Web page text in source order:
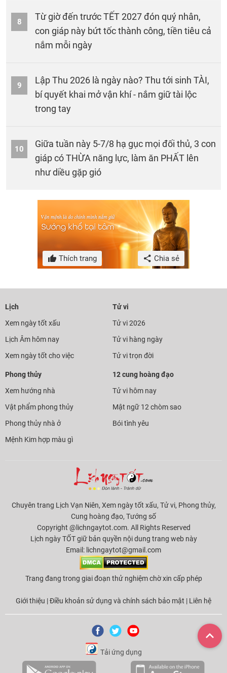
8
Từ giờ đến trước TẾT 2027 đón quý nhân,
con giáp này bứt tốc thành công, tiền tiêu cả
nắm mỗi ngày
9
Lập Thu 2026 là ngày nào? Thu tới sinh TÀI,
bí quyết khai mở vận khí - nắm giữ tài lộc
trong tay
10
Giữa tuần này 5-7/8 hạ gục mọi đối thủ, 3 con
giáp có THỪA năng lực, làm ăn PHẤT lên
như diều gặp gió
Thích trang Chia sẻ
Lịch
Xem ngày tốt xấu
Lịch Âm hôm nay
Xem ngày tốt cho việc
Tử vi
Tử vi 2026
Tử vi hàng ngày
Tử vi trọn đời
Phong thủy
Xem hướng nhà
Vật phẩm phong thủy
Phong thủy nhà ở
Mệnh Kim hợp màu gì
12 cung hoàng đạo
Tử vi hôm nay
Mật ngữ 12 chòm sao
Bói tình yêu
Chuyên trang Lịch Vạn Niên, Xem ngày tốt xấu, Tử vi, Phong thủy,
Cung hoàng đạo, Tướng số
Copyright @lichngaytot.com. All Rights Reserved
Lịch ngày TỐT giữ bản quyền nội dung trang web này
Email: lichngaytot@gmail.com
Trang đang trong giai đoạn thử nghiệm chờ xin cấp phép
Giới thiệu |Điều khoản sử dụng và chính sách bảo mật | Liên hệ
Tải ứng dụng